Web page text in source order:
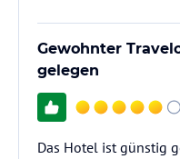
Gewohnter
gelegen
Das Hotel ist günstig